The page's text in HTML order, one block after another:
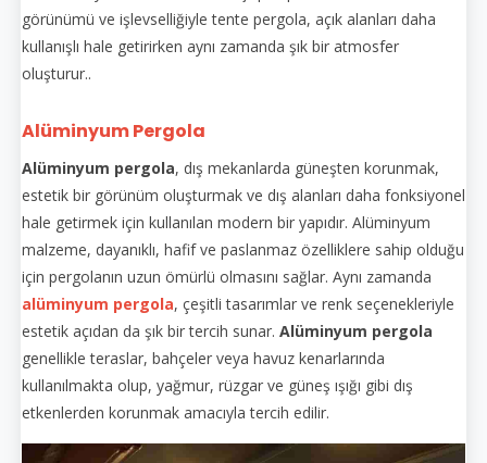
görünümü ve işlevselliğiyle tente pergola, açık alanları daha
kullanışlı hale getirirken aynı zamanda şık bir atmosfer
oluşturur..
Alüminyum Pergola
Alüminyum pergola, dış mekanlarda güneşten korunmak,
estetik bir görünüm oluşturmak ve dış alanları daha fonksiyonel
hale getirmek için kullanılan modern bir yapıdır. Alüminyum
malzeme, dayanıklı, hafif ve paslanmaz özelliklere sahip olduğu
için pergolanın uzun ömürlü olmasını sağlar. Aynı zamanda
alüminyum pergola, çeşitli tasarımlar ve renk seçenekleriyle
estetik açıdan da şık bir tercih sunar. Alüminyum pergola
genellikle teraslar, bahçeler veya havuz kenarlarında
kullanılmakta olup, yağmur, rüzgar ve güneş ışığı gibi dış
etkenlerden korunmak amacıyla tercih edilir.